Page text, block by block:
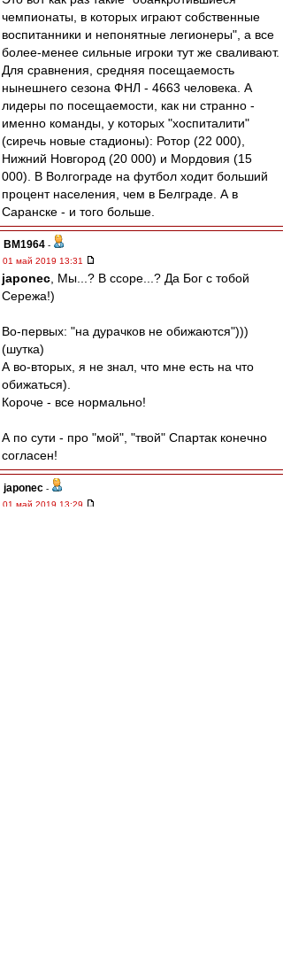
чемпионаты, в которых играют собственные
воспитанники и непонятные легионеры", а все
более-менее сильные игроки тут же сваливают.
Для сравнения, средняя посещаемость
нынешнего сезона ФНЛ - 4663 человека. А
лидеры по посещаемости, как ни странно -
именно команды, у которых "хоспиталити"
(сиречь новые стадионы): Ротор (22 000),
Нижний Новгород (20 000) и Мордовия (15
000). В Волгограде на футбол ходит больший
процент населения, чем в Белграде. А в
Саранске - и того больше.
BM1964 -
01 май 2019 13:31
japonec , Мы...? В ссоре...? Да Бог с тобой
Сережа!)
Во-первых: "на дурачков не обижаются")))
(шутка)
А во-вторых, я не знал, что мне есть на что
обижаться).
Короче - все нормально!
А по сути - про "мой", "твой" Спартак конечно
согласен!
japonec -
01 май 2019 13:29